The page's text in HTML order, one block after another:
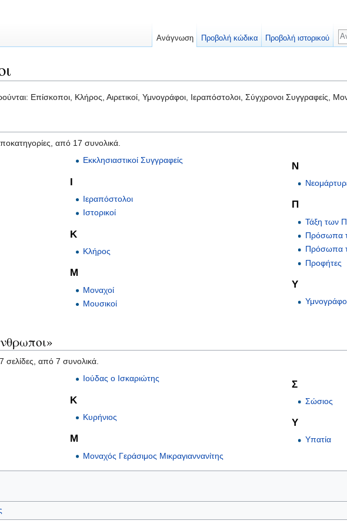
Επίσκοποι, Κλήρος, Αιρετικοί, Υμνογράφοι, Ιεραπόστολοι, Σύγχρονοι Συγγραφείς,
από 17 συνολικά.
Εκκλησιαστικοί Συγγραφείς
Ι
Ιεραπόστολοι
Ιστορικοί
Κ
Κλήρος
Μ
Μοναχοί
Μουσικοί
Ν
Π
Τάξη των
Πρόσωπα
Πρόσωπα
Προφήτες
Υ
σελίδες, από 7 συνολικά.
Ιούδας ο Ισκαριώτης
Κ
Κυρήνιος
Μ
Μοναχός Γεράσιμος Μικραγιαννανίτης
Σ
Σώσιος
Υ
Υπατία
Ανάγνωση Προβολή κώδικα Προβολή ιστορικού